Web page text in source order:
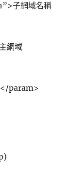
子網域名稱
網域
param>